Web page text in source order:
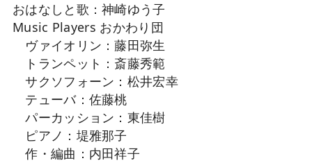
おはなしと歌：神崎ゆう子
Music Players おかわり団
ヴァイオリン：藤田弥生
トランペット：斎藤秀範
サクソフォーン：松井宏幸
テューバ：佐藤桃
パーカッション：東佳樹
ピアノ：堤雅那子
作・編曲：内田祥子